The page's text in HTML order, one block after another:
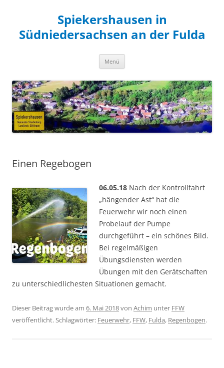
Spiekershausen in
Südniedersachsen an der Fulda
Menü
Einen Regebogen
06.05.18 Nach der Kontrollfahrt
„hängender Ast“ hat die
Feuerwehr wir noch einen
Probelauf der Pumpe
durchgeführt – ein schönes Bild.
Bei regelmäßigen
Übungsdiensten werden
Übungen mit den Gerätschaften
zu unterschiedlichesten Situationen gemacht.
Dieser Beitrag wurde am 6. Mai 2018von Achim unter FFW
veröffentlicht. Schlagwörter: Feuerwehr, FFW, Fulda, Regenbogen.